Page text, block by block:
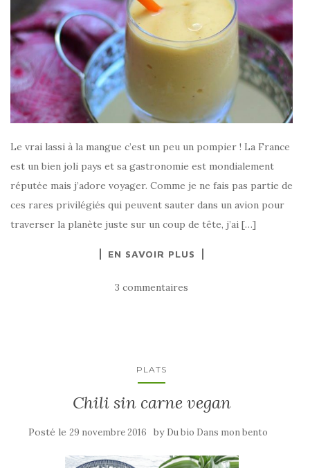
Le vrai lassi à la mangue c’est un peu un pompier ! La France
est un bien joli pays et sa gastronomie est mondialement
réputée mais j’adore voyager. Comme je ne fais pas partie de
ces rares privilégiés qui peuvent sauter dans un avion pour
traverser la planète juste sur un coup de tête, j’ai […]
EN SAVOIR PLUS
3 commentaires
PLATS
Chili sin carne vegan
Posté le 29 novembre 2016 by Du bio Dans mon bento